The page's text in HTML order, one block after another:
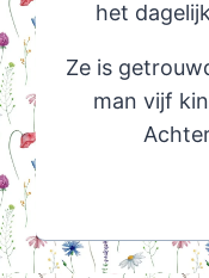
het
Ze is
man vijf